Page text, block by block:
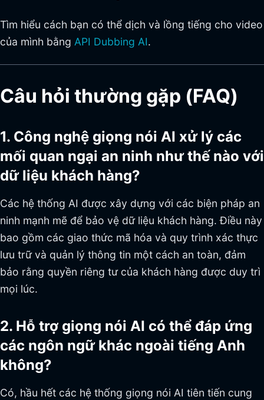
Tìm hiểu cách bạn có thể dịch và lồng tiếng cho video
của mình bằng API Dubbing AI.
Câu hỏi thường gặp (FAQ)
1. Công nghệ giọng nói AI xử lý các
mối quan ngại an ninh như thế nào với
dữ liệu khách hàng?
Các hệ thống AI được xây dựng với các biện pháp an
ninh mạnh mẽ để bảo vệ dữ liệu khách hàng. Điều này
bao gồm các giao thức mã hóa và quy trình xác thực
lưu trữ và quản lý thông tin một cách an toàn, đảm
bảo rằng quyền riêng tư của khách hàng được duy trì
mọi lúc.
2. Hỗ trợ giọng nói AI có thể đáp ứng
các ngôn ngữ khác ngoài tiếng Anh
không?
Có, hầu hết các hệ thống giọng nói AI tiên tiến cung